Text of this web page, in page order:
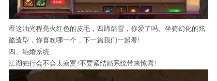
看这油光程亮火红色的皮毛，四蹄踏雪，你爱了吗。坐骑幻化的炫
酷造型，你喜欢哪一个，下一篇我们一起看!
四、结婚系统
江湖独行会不会太寂寞?不要紧结婚系统带来惊喜!